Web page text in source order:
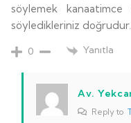
söylemek
söyledikleriniz
0 Yanıtla
Av.
Reply to